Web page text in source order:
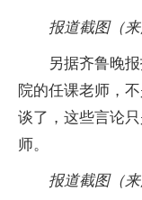
报道截图（来
另据齐鲁晚
院的任课老师，
谈了，这些言论
师。
报道截图（来